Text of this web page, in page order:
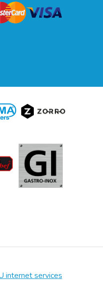
internet services